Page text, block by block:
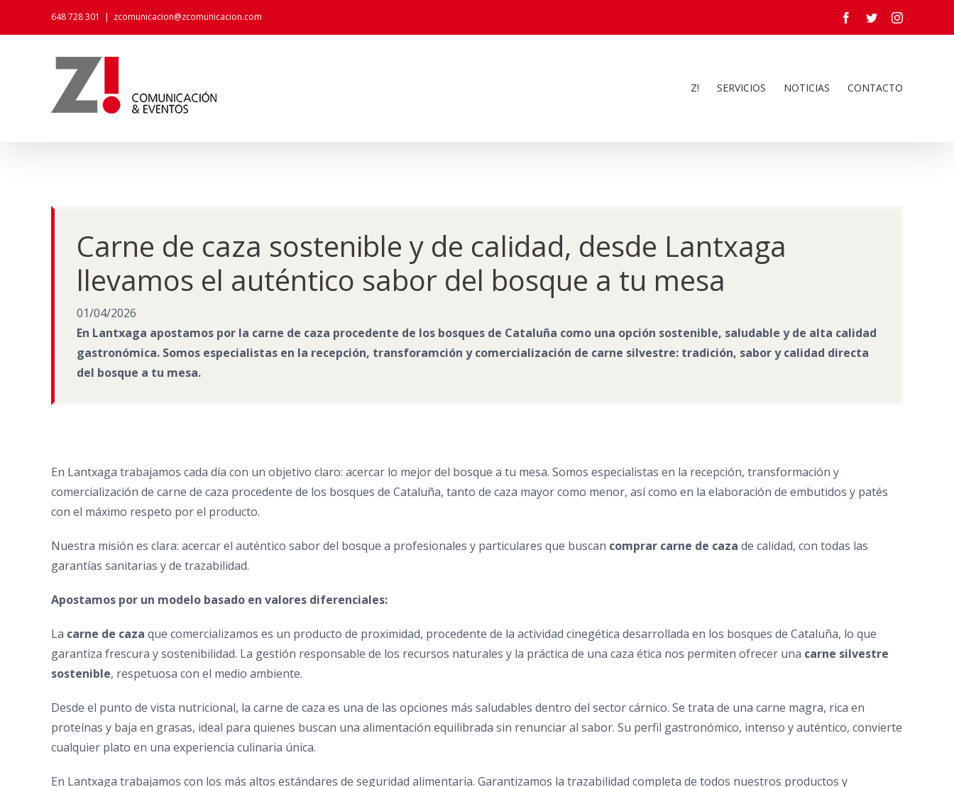
648 728 301 | zcomunicacion@zcomunicacion.com Facebook
TwitterInstagram
Z! SERVICIOS NOTICIAS CONTACTO
Carne de caza sostenible y de calidad, desde Lantxaga
llevamos el auténtico sabor del bosque a tu mesa
01/04/2026
En Lantxaga apostamos por la carne de caza procedente de los bosques de Cataluña como una opción sostenible, saludable y de alta calidad
gastronómica. Somos especialistas en la recepción, transforamción y comercialización de carne silvestre: tradición, sabor y calidad directa
del bosque a tu mesa.
En Lantxaga trabajamos cada día con un objetivo claro: acercar lo mejor del bosque a tu mesa. Somos especialistas en la recepción, transformación y
comercialización de carne de caza procedente de los bosques de Cataluña, tanto de caza mayor como menor, así como en la elaboración de embutidos y patés
con el máximo respeto por el producto.
Nuestra misión es clara: acercar el auténtico sabor del bosque a profesionales y particulares que buscan comprar carne de caza de calidad, con todas las
garantías sanitarias y de trazabilidad.
Apostamos por un modelo basado en valores diferenciales:
La carne de caza que comercializamos es un producto de proximidad, procedente de la actividad cinegética desarrollada en los bosques de Cataluña, lo que
garantiza frescura y sostenibilidad. La gestión responsable de los recursos naturales y la práctica de una caza ética nos permiten ofrecer una carne silvestre
sostenible, respetuosa con el medio ambiente.
Desde el punto de vista nutricional, la carne de caza es una de las opciones más saludables dentro del sector cárnico. Se trata de una carne magra, rica en
proteínas y baja en grasas, ideal para quienes buscan una alimentación equilibrada sin renunciar al sabor. Su perfil gastronómico, intenso y auténtico, convierte
cualquier plato en una experiencia culinaria única.
En Lantxaga trabajamos con los más altos estándares de seguridad alimentaria. Garantizamos la trazabilidad completa de todos nuestros productos y